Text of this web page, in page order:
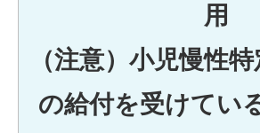
用
（注意）小児慢性
の給付を受けてい